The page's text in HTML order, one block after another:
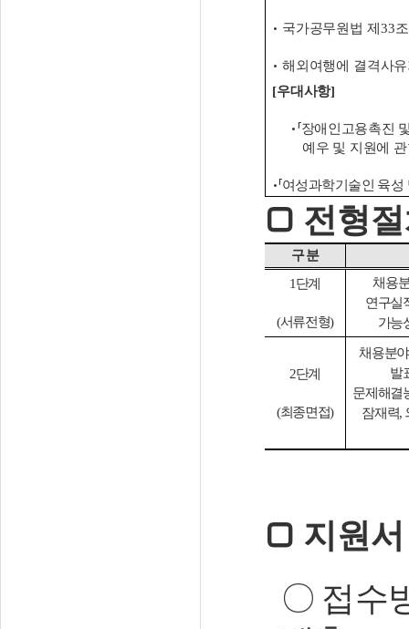
• 국가공무원법 제 33
• 해외여행에 결격사
[우대사항]
•「장애인고용촉진
예우 및 지원에
•「여성과학기술인 육성
□ 전형
구 분
1단계
(서류전형)
채용
연구실
가능
2단계
(최종면접)
채용분
발
문제해결
잠재력,
□ 지원
〇 접수